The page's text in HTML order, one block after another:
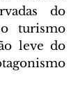
do
turismo
leve do